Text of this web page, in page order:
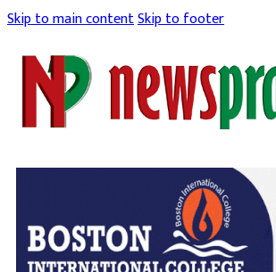
Skip to main contentSkip to footer